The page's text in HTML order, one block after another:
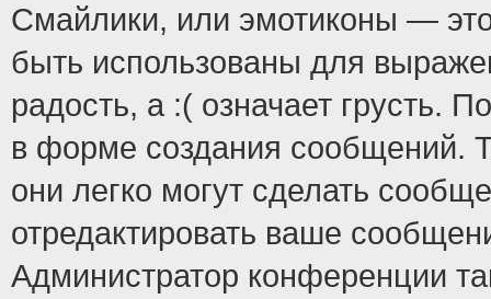
Смайлики, или эмотиконы —
быть использованы для
радость, а :( означает грусть.
в форме создания сообщений.
они легко могут сделать
отредактировать ваше
Администратор конференции